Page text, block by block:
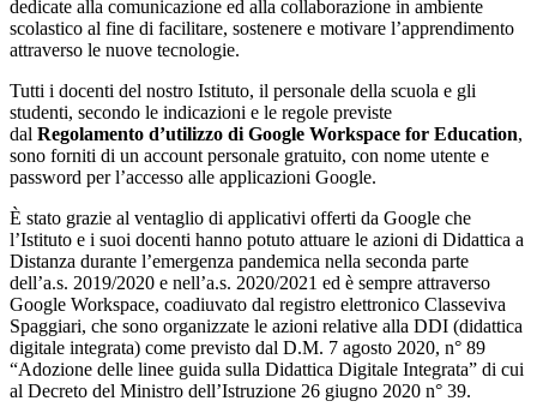
dedicate alla comunicazione ed alla collaborazione in ambiente
scolastico al fine di facilitare, sostenere e motivare l’apprendimento
attraverso le nuove tecnologie.
Tutti i docenti del nostro Istituto, il personale della scuola e gli
studenti, secondo le indicazioni e le regole previste
dal Regolamento d’utilizzo di Google Workspace for Education,
sono forniti di un account personale gratuito, con nome utente e
password per l’accesso alle applicazioni Google.
È stato grazie al ventaglio di applicativi offerti da Google che
l’Istituto e i suoi docenti hanno potuto attuare le azioni di Didattica a
Distanza durante l’emergenza pandemica nella seconda parte
dell’a.s. 2019/2020 e nell’a.s. 2020/2021 ed è sempre attraverso
Google Workspace, coadiuvato dal registro elettronico Classeviva
Spaggiari, che sono organizzate le azioni relative alla DDI (didattica
digitale integrata) come previsto dal D.M. 7 agosto 2020, n° 89
“Adozione delle linee guida sulla Didattica Digitale Integrata” di cui
al Decreto del Ministro dell’Istruzione 26 giugno 2020 n° 39.